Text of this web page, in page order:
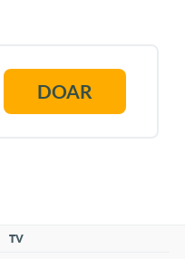
DOAR
TV